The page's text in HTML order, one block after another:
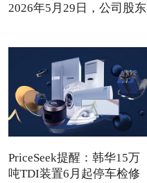
2026年5月29日，公司股东
PriceSeek提醒：韩华15万
吨TDI装置6月起停车检修